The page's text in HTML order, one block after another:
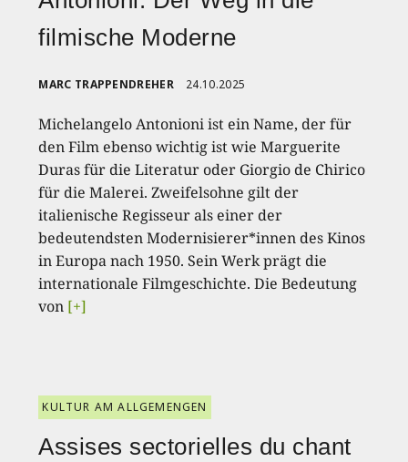
filmische Moderne
MARC TRAPPENDREHER 24.10.2025
Michelangelo Antonioni ist ein Name, der für
den Film ebenso wichtig ist wie Marguerite
Duras für die Literatur oder Giorgio de Chirico
für die Malerei. Zweifelsohne gilt der
italienische Regisseur als einer der
bedeutendsten Modernisierer*innen des Kinos
in Europa nach 1950. Sein Werk prägt die
internationale Filmgeschichte. Die Bedeutung
von [+]
KULTUR AM ALLGEMENGEN
Assises sectorielles du chant